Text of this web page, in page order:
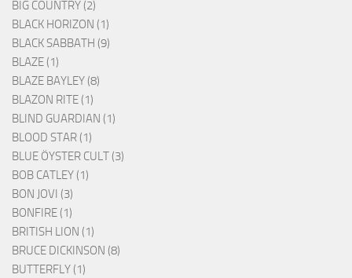
BIG COUNTRY (2)
BLACK HORIZON (1)
BLACK SABBATH (9)
BLAZE (1)
BLAZE BAYLEY (8)
BLAZON RITE (1)
BLIND GUARDIAN (1)
BLOOD STAR (1)
BLUE ÖYSTER CULT (3)
BOB CATLEY (1)
BON JOVI (3)
BONFIRE (1)
BRITISH LION (1)
BRUCE DICKINSON (8)
BUTTERFLY (1)